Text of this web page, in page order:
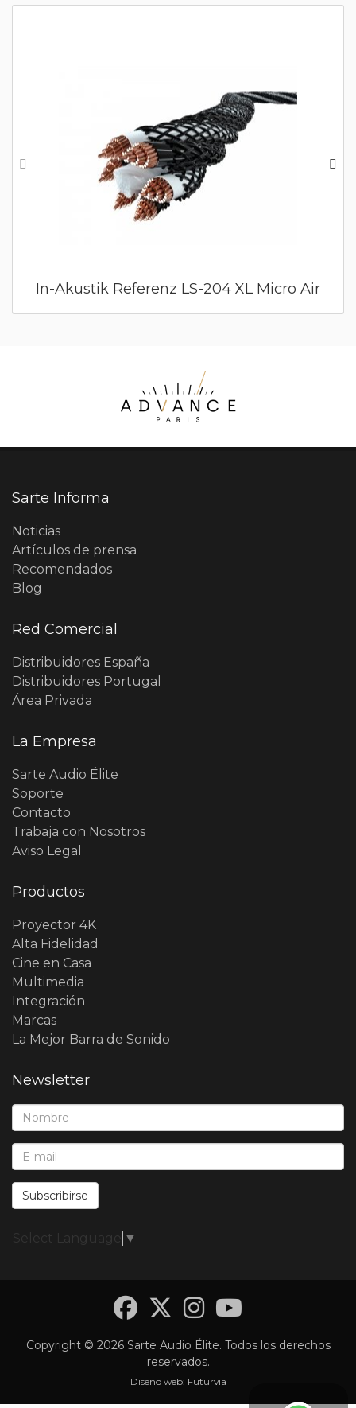
In-Akustik Referenz LS-204 XL Micro Air
Sarte Informa
Noticias
Artículos de prensa
Recomendados
Blog
Red Comercial
Distribuidores España
Distribuidores Portugal
Área Privada
La Empresa
Sarte Audio Élite
Soporte
Contacto
Trabaja con Nosotros
Aviso Legal
Productos
Proyector 4K
Alta Fidelidad
Cine en Casa
Multimedia
Integración
Marcas
La Mejor Barra de Sonido
Newsletter
Nombre*:
E-Mail*:
Subscribirse
Select Language ▼
Facebook
Twitter
Copyright © 2026 Sarte Audio Élite. Todos los derechos
reservados.
Diseño web: Futurvia